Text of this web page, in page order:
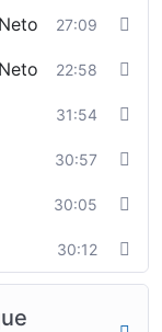
27:09
22:58
31:54
30:57
30:05
30:12